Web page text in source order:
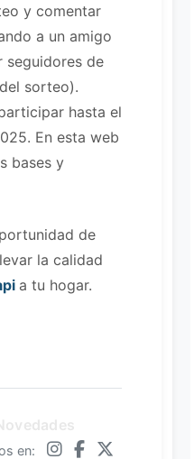
y comentar
a un amigo
seguidores de
sorteo).
hasta el
En esta web
bases y
de
la calidad
a tu hogar.
en: